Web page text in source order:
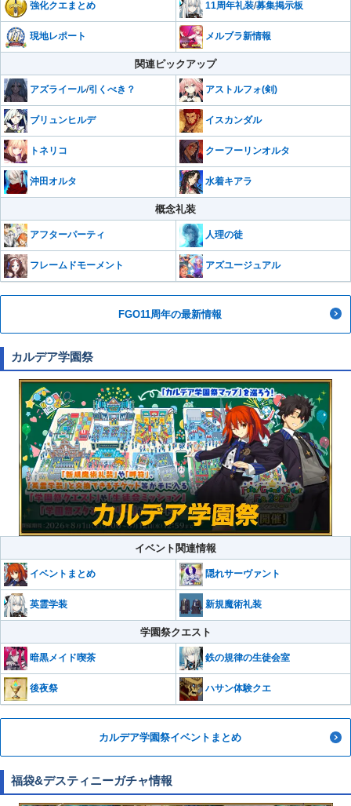
強化クエまとめ 11周年礼装/募集掲示板
現地レポート メルブラ新情報
関連ピックアップ
アズライール/引くべき？ アストルフォ(剣)
ブリュンヒルデ イスカンダル
トネリコ クーフーリンオルタ
沖田オルタ 水着キアラ
概念礼装
アフターパーティ 人理の徒
フレームドモーメント アズユージュアル
FGO11周年の最新情報
カルデア学園祭
イベント関連情報
イベントまとめ 隠れサーヴァント
英霊学装 新規魔術礼装
学園祭クエスト
暗黒メイド喫茶 鉄の規律の生徒会室
後夜祭 ハサン体験クエ
カルデア学園祭イベントまとめ
福袋&デスティニーガチャ情報